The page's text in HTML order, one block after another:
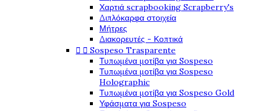
Χαρτιά scrapbooking Scrapberry's
Διπλόκαρφα στοιχεία
Μήτρες
Διακορευτές - Κοπτικά
  Sospeso Trasparente
Τυπωμένα μοτίβα για Sospeso
Τυπωμένα μοτίβα για Sospeso
Holographic
Τυπωμένα μοτίβα για Sospeso Gold
Υφάσματα για Sospeso